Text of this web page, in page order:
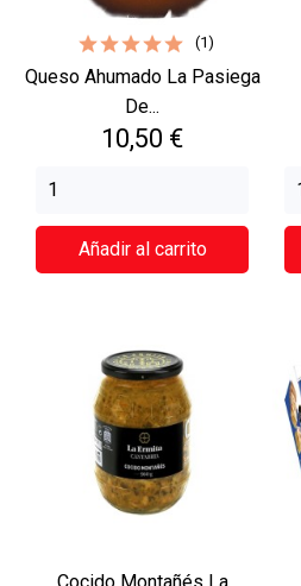
(1)
Queso Ahumado La Pasiega
De...
Precio
10,50 €
Añadir al carrito
Cocido Montañés La